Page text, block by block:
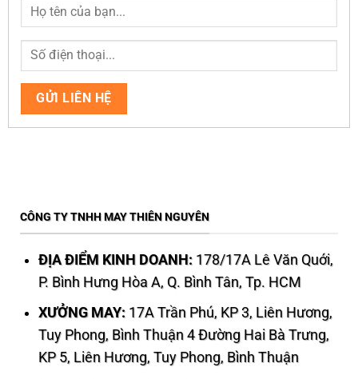
CÔNG TY TNHH MAY THIÊN NGUYÊN
ĐỊA ĐIỂM KINH DOANH: 178/17A Lê Văn Quới,
P. Bình Hưng Hòa A, Q. Bình Tân, Tp. HCM
XƯỞNG MAY: 17A Trần Phú, KP 3, Liên Hương,
Tuy Phong, Bình Thuận 4 Đường Hai Bà Trưng,
KP 5, Liên Hương, Tuy Phong, Bình Thuận